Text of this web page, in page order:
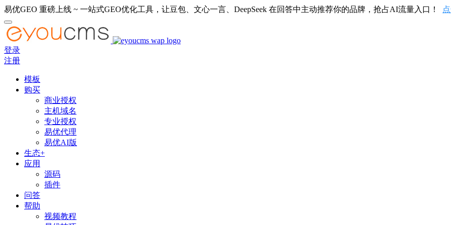
易优GEO 重磅上线 ~ 一站式GEO优化工具，让豆包、文心一言、DeepSeek 在回答中主动推荐你的品牌，抢占AI流量入口！
登录
注册
模板
购买
商业授权
主机域名
专业授权
易优代理
易优AI版
生态+
应用
源码
插件
问答
帮助
视频教程